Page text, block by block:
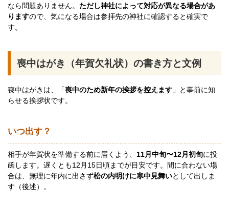
なら問題ありません。 ただし神社によって対応が異なる場合があ
りますので、気になる場合は参拝先の神社に確認すると確実で
す。
喪中はがき（年賀欠礼状）の書き方と文例
喪中はがきは、「喪中のため新年の挨拶を控えます 」と事前に知
らせる挨拶状です。
いつ出す？
相手が年賀状を準備する前に届くよう、 11月中旬〜12月初旬に投
函します。遅くとも12月15日頃までが目安です。間に合わない場
合は、無理に年内に出さず松の内明けに寒中見舞いとして出しま
す（後述）。